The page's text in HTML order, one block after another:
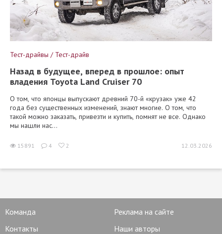
Тест-драйвы / Тест-драйв
Назад в будущее, вперед в прошлое: опыт
владения Toyota Land Cruiser 70
О том, что японцы выпускают древний 70-й «крузак» уже 42
года без существенных изменений, знают многие. О том, что
такой можно заказать, привезти и купить, помнят не все. Однако
мы нашли нас...
15891 4 2 12.03.2026
Команда
Реклама на сайте
Контакты
Наши авторы